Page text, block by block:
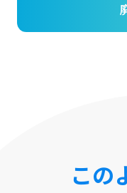
この